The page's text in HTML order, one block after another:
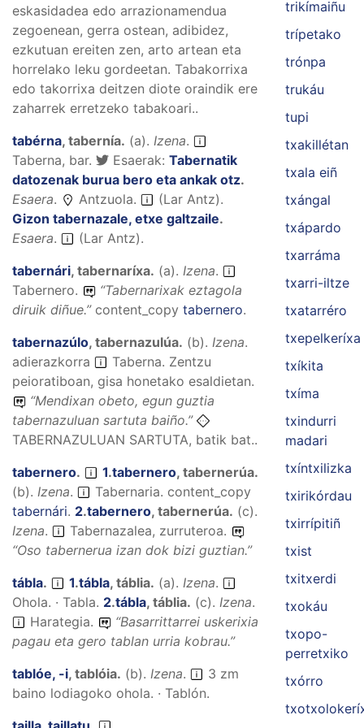
eskasidadea edo arrazionamendua
zegoenean, gerra ostean, adibidez,
ezkutuan ereiten zen, arto artean eta
horrelako leku gordeetan. Tabakorrixa
edo takorrixa deitzen diote oraindik ere
zaharrek erretzeko tabakoari..
tabérna, tabernía. (a). Izena.
Taberna, bar.
Esaerak: Tabernatik
datozenak burua bero eta ankak otz.
Esaera. Antzuola.
(Lar Antz).
Gizon tabernazale, etxe galtzaile.
Esaera.
(Lar Antz).
tabernári, tabernaríxa. (a). Izena.
Tabernero.
“Tabernarixak eztagola
diruik diñue.” content_copy tabernero.
tabernazúlo, tabernazulúa. (b). Izena.
adierazkorra
Taberna. Zentzu
peioratiboan, gisa honetako esaldietan.
“Mendixan obeto, egun guztia
tabernazuluan sartuta baiño.”
TABERNAZULUAN SARTUTA, batik bat..
tabernero. 1.tabernero, tabernerúa.
(b). Izena. Tabernaria. content_copy
tabernári. 2.tabernero, tabernerúa. (c).
Izena.
Tabernazalea, zurruteroa.
“Oso tabernerua izan dok bizi guztian.”
tábla. 1.tábla, táblia. (a). Izena.
Ohola. · Tabla. 2.tábla, táblia. (c). Izena.
Harategia.
“Basarrittarrei uskerixia
pagau eta gero tablan urria kobrau.”
tablóe, -i, tablóia. (b). Izena.
3 zm
baino lodiagoko ohola. · Tablón.
trikímaiñu
trípetako
trónpa
trukáu
tupi
txakillétan
txala eiñ
txángal
txápardo
txarráma
txarri-iltze
txatarréro
txepelkeríxa
txíkita
txíma
txindurri
madari
txíntxilizka
txirikórdau
txirrípitiñ
txist
txitxerdi
txokáu
txopo-
perretxiko
txórro